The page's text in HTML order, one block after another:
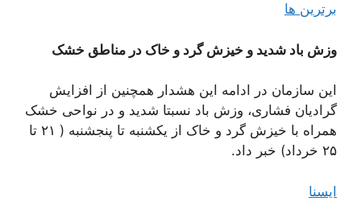
برترین ها
وزش باد شدید و خیزش گرد و خاک در مناطق خشک
این سازمان در ادامه این هشدار همچنین از افزایش
گرادیان فشاری، وزش باد نسبتا شدید و در نواحی خشک
همراه با خیزش گرد و خاک از یکشنبه تا پنجشنبه ( ۲۱ تا
۲۵ خرداد) خبر داد.
ایسنا